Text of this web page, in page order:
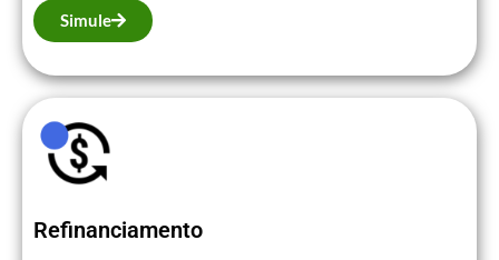
Simule
Refinanciamento